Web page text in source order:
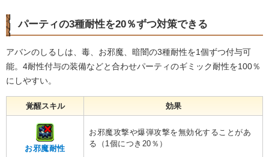
パーティの3種耐性を20％ずつ対策できる
アバンのしるしは、毒、お邪魔、暗闇の3種耐性を1個ずつ付与可
能。4耐性付与の装備などと合わせパーティのギミック耐性を100％
にしやすい。
覚醒スキル 効果
お邪魔耐性
お邪魔攻撃や爆弾攻撃を無効化することがあ
る（1個につき20％）